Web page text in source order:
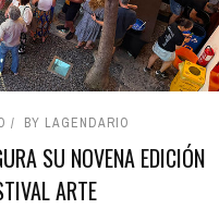
BY LAGENDARIO
SU NOVENA EDICIÓN
ARTE